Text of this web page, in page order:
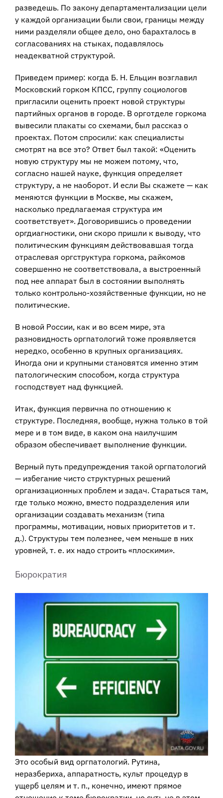
разведешь. По закону департаментализации цели
у каждой организации были свои, границы между
ними разделяли общее дело, оно барахталось в
согласованиях на стыках, подавлялось
неадекватной структурой.
Приведем пример: когда Б. Н. Ельцин возглавил
Московский горком КПСС, группу социологов
пригласили оценить проект новой структуры
партийных органов в городе. В орготделе горкома
вывесили плакаты со схемами, был рассказ о
проектах. Потом спросили: как специалисты
смотрят на все это? Ответ был такой: «Оценить
новую структуру мы не можем потому, что,
согласно нашей науке, функция определяет
структуру, а не наоборот. И если Вы скажете — как
меняются функции в Москве, мы скажем,
насколько предлагаемая структура им
соответствует». Договорившись о проведении
оргдиагностики, они скоро пришли к выводу, что
политическим функциям действовавшая тогда
отраслевая оргструктура горкома, райкомов
совершенно не соответствовала, а выстроенный
под нее аппарат был в состоянии выполнять
только контрольно-хозяйственные функции, но не
политические.
В новой России, как и во всем мире, эта
разновидность оргпатологий тоже проявляется
нередко, особенно в крупных организациях.
Иногда они и крупными становятся именно этим
патологическим способом, когда структура
господствует над функцией.
Итак, функция первична по отношению к
структуре. Последняя, вообще, нужна только в той
мере и в том виде, в каком она наилучшим
образом обеспечивает выполнение функции.
Верный путь предупреждения такой оргпатологий
— избегание чисто структурных решений
организационных проблем и задач. Стараться там,
где только можно, вместо подразделения или
организации создавать механизм (типа
программы, мотивации, новых приоритетов и т.
д.). Структуры тем полезнее, чем меньше в них
уровней, т. е. их надо строить «плоскими».
Бюрократия
Это особый вид оргпатологий. Рутина,
неразбериха, аппаратность, культ процедур в
ущерб целям и т. п., конечно, имеют прямое